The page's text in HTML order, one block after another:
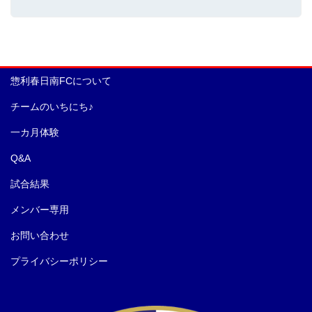
惣利春日南FCについて
チームのいちにち♪
一カ月体験
Q&A
試合結果
メンバー専用
お問い合わせ
プライバシーポリシー